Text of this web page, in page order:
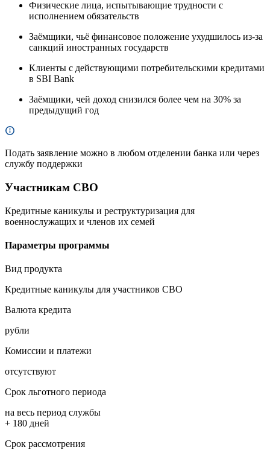
Физические лица, испытывающие трудности с
исполнением обязательств
Заёмщики, чьё финансовое положение ухудшилось из-за
санкций иностранных государств
Клиенты с действующими потребительскими кредитами
в SBI Bank
Заёмщики, чей доход снизился более чем на 30% за
предыдущий год
Подать заявление можно в любом отделении банка или через
службу поддержки
Участникам СВО
Кредитные каникулы и реструктуризация для
военнослужащих и членов их семей
Параметры программы
Вид продукта
Кредитные каникулы для участников СВО
Валюта кредита
рубли
Комиссии и платежи
отсутствуют
Срок льготного периода
на весь период службы
+ 180 дней
Срок рассмотрения